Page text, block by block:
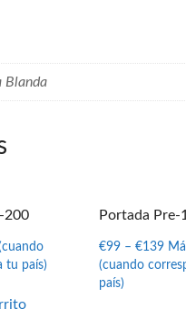
Blanda
200
tu país)
Portada Pre-
€99– €139
(cuando
país)